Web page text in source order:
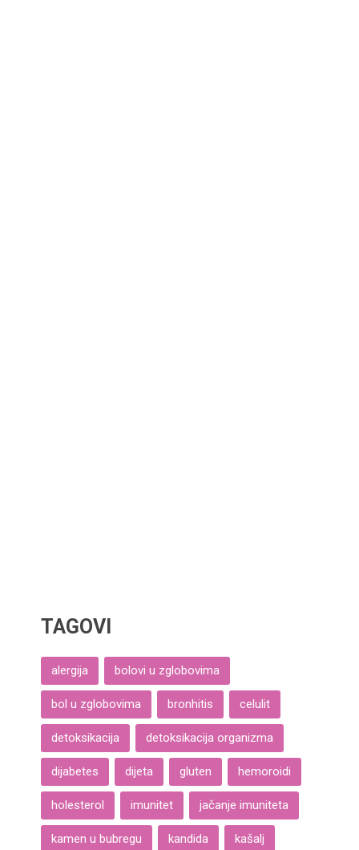
TAGOVI
alergija bolovi u zglobovima
bol u zglobovima bronhitis celulit
detoksikacija detoksikacija organizma
dijabetes dijeta gluten hemoroidi
holesterol imunitet jačanje imuniteta
kamen u bubregu kandida kašalj